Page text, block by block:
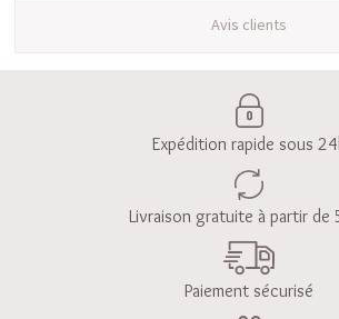
Avis clients
Expédition rapide sous
Livraison gratuite à partir de
Paiement sécurisé